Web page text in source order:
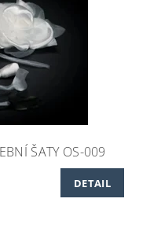
ŠATY OS-009
DETAIL